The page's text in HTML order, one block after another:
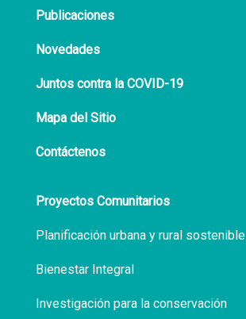
Publicaciones
Novedades
Juntos contra la COVID-19
Mapa del Sitio
Contáctenos
Proyectos Comunitarios
Planificación urbana y rural sostenible
Bienestar Integral
Investigación para la conservación